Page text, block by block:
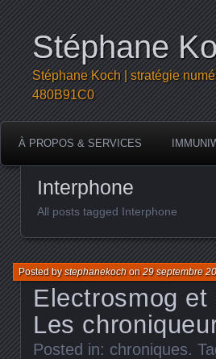
Stéphane
Stéphane Koch | stratégie
480B91C0
À PROPOS & SERVICES
Interphone
All posts tagged Interphone
Electrosmog
Les
Posted bystephanekochon29 septembre
Posted in: chroniques.